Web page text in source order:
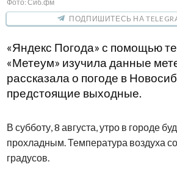
Фото: Сиб.фм
ПОДПИШИТЕСЬ НА
«Яндекс Погода» с помощью
«Метеум» изучила данные
рассказала о погоде в
предстоящие выходные.
В субботу, 8 августа, утро в городе
прохладным. Температура воздуха
градусов.